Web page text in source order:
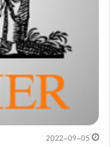
2022-09-05